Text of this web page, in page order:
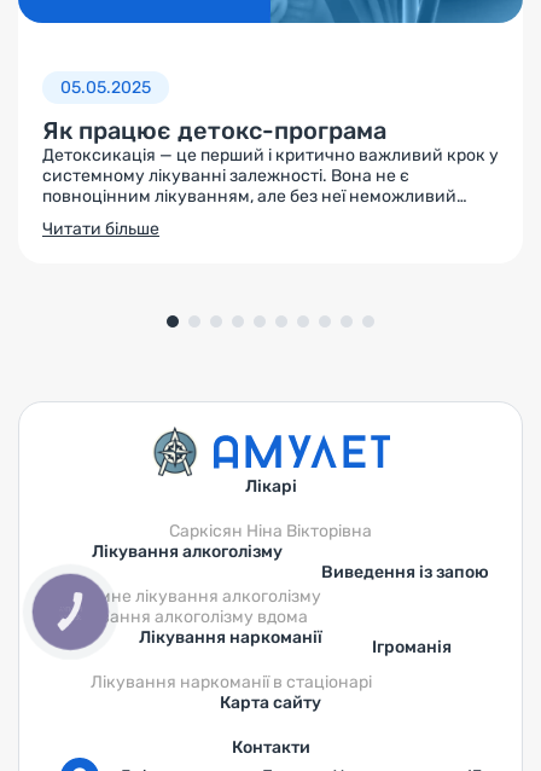
05.05.2025
Як працює детокс-програма
Детоксикація — це перший і критично важливий крок у
системному лікуванні залежності. Вона не є
повноцінним лікуванням, але без неї неможливий
подальший прогрес. Саме на етапі детоксикації
організм звільняється від токсинів, що накопичилися
Читати більше
Лікарі
Саркісян Ніна Вікторівна
Лікування алкоголізму
Анонімне лікування алкоголізму
Лікування алкоголізму вдома
Виведення із запою
Лікування наркоманії
Лікування наркоманії в стаціонарі
Ігроманія
Карта сайту
Контакти
КНОПКА
ЗВ'ЯЗКУ